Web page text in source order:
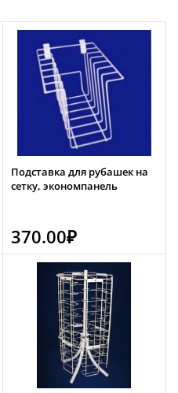
Подставка для рубашек на
сетку, экономпанель
370.00₽